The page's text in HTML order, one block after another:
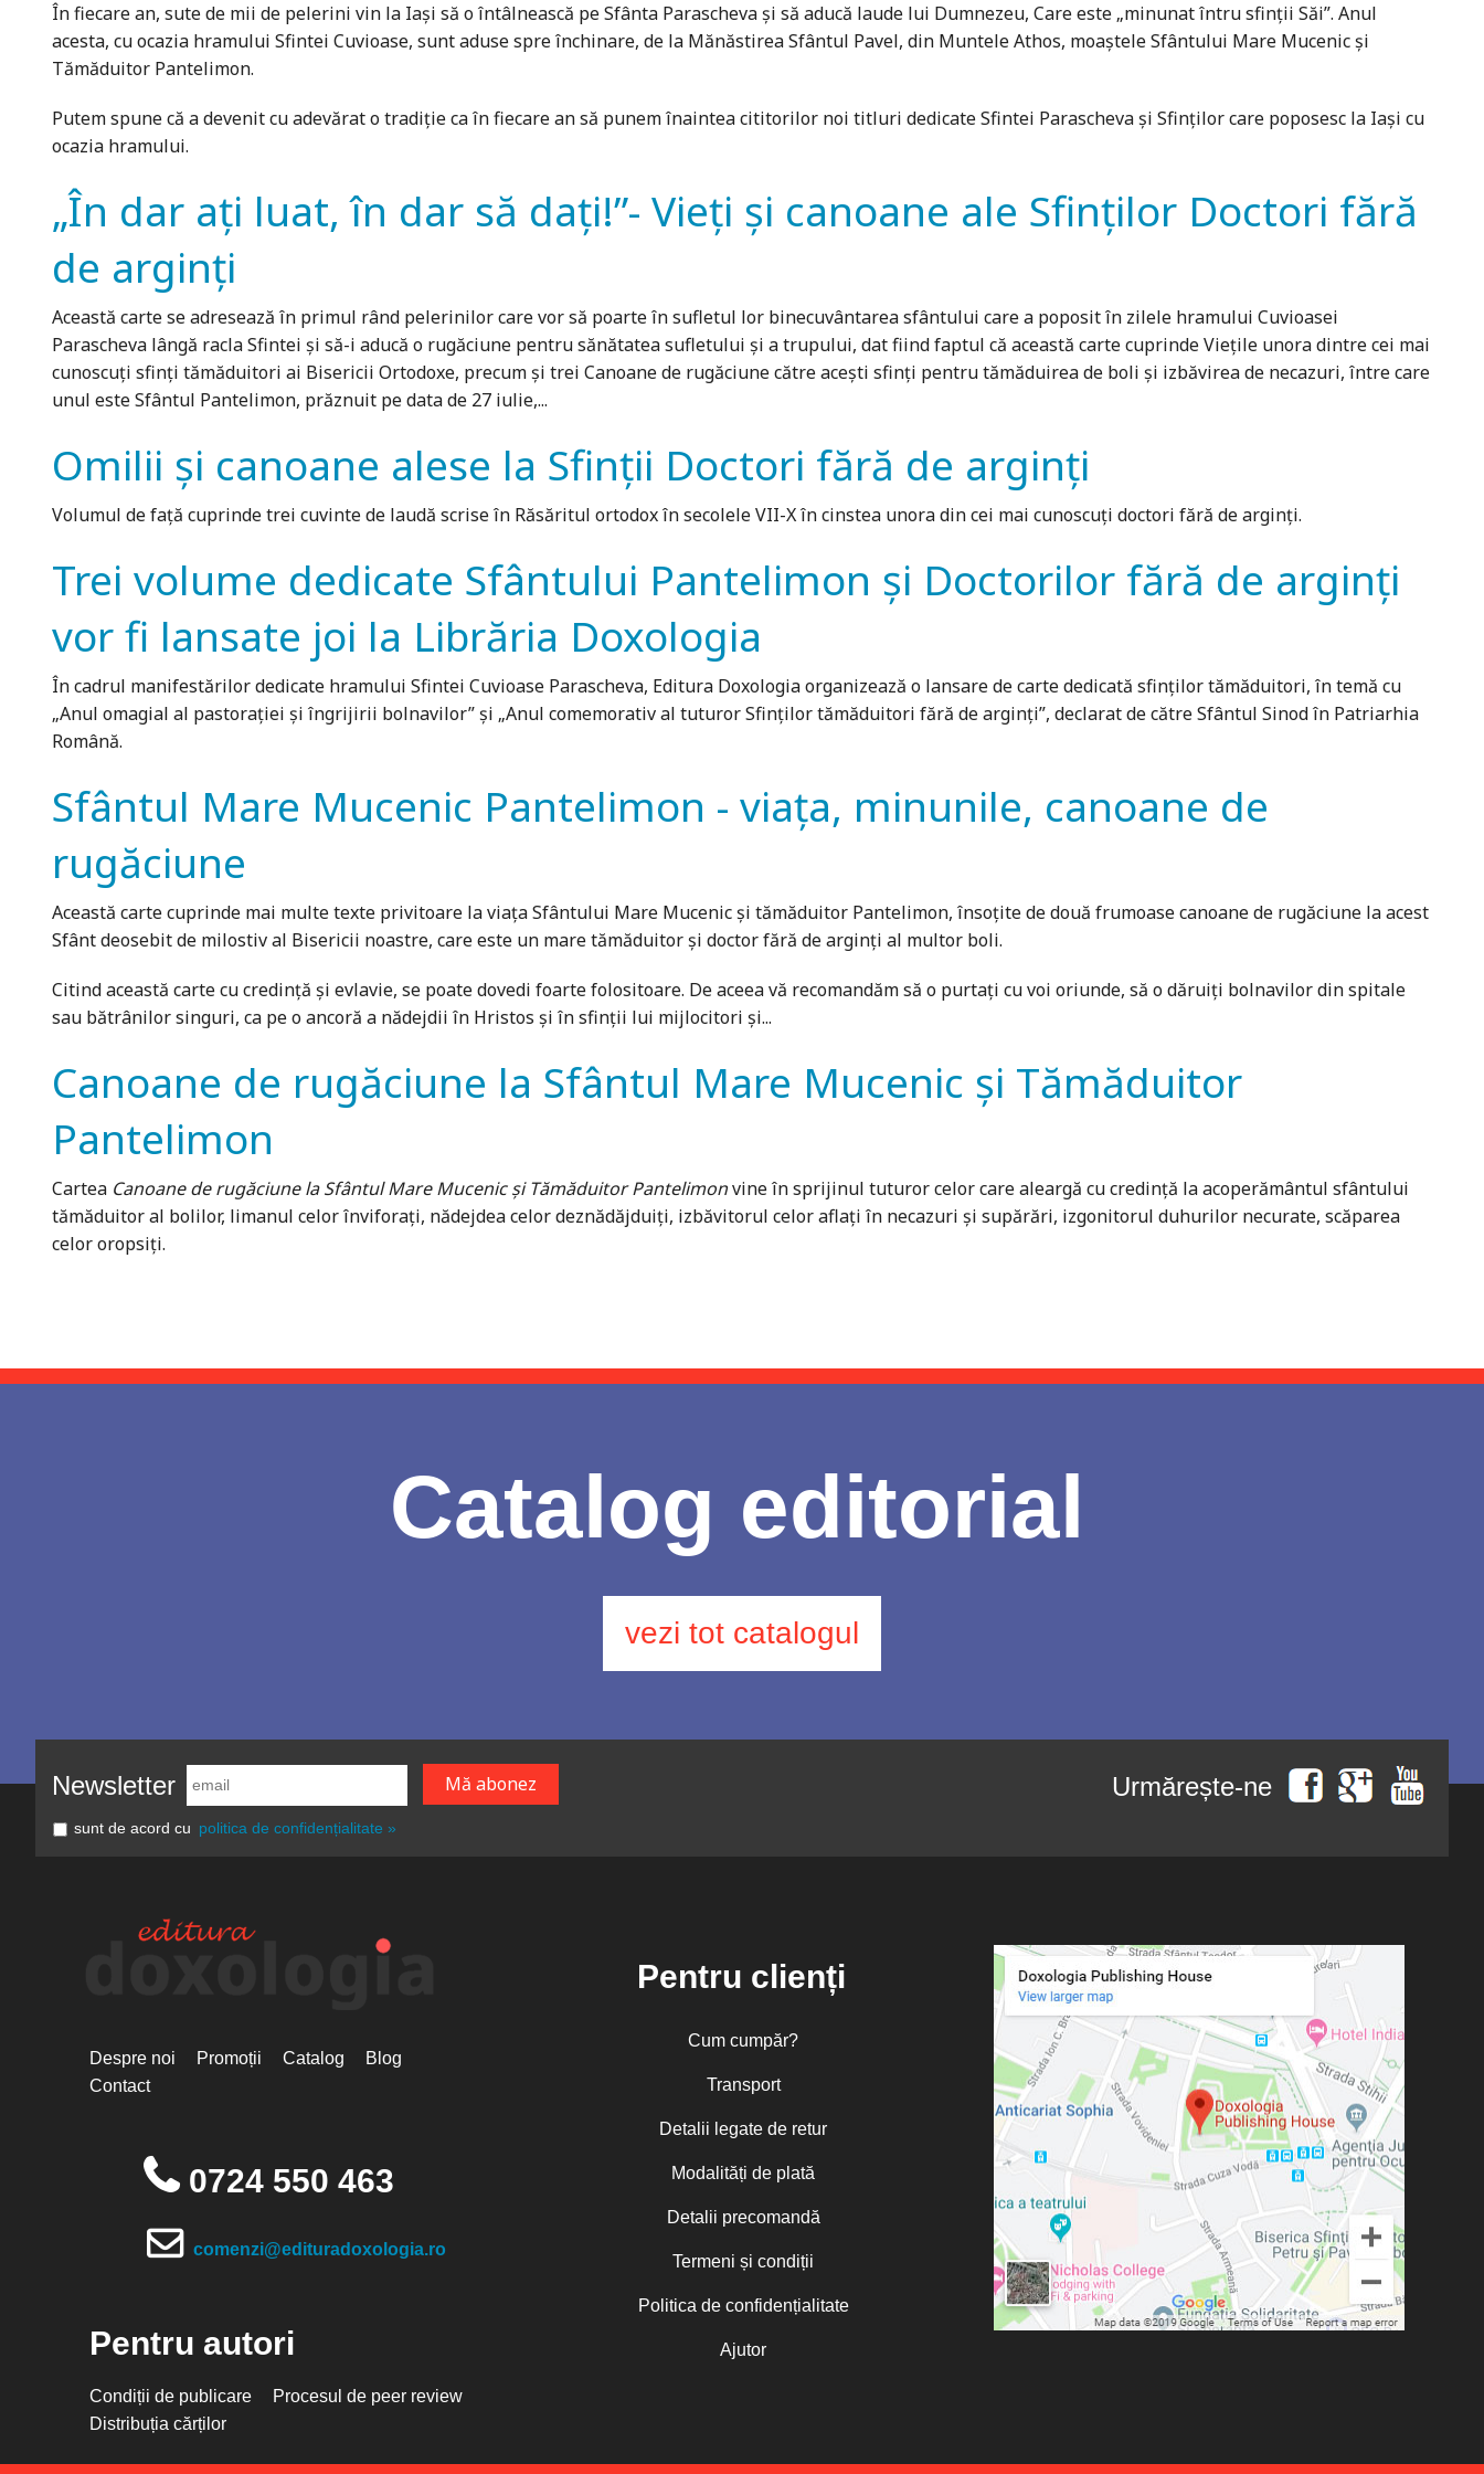
În fiecare an, sute de mii de pelerini vin la Iași să o întâlnească pe Sfânta Parascheva și să aducă laude lui Dumnezeu, Care este „minunat întru sfinții Săi”. Anul
acesta, cu ocazia hramului Sfintei Cuvioase, sunt aduse spre închinare, de la Mănăstirea Sfântul Pavel, din Muntele Athos, moaștele Sfântului Mare Mucenic și
Tămăduitor Pantelimon.
Putem spune că a devenit cu adevărat o tradiție ca în fiecare an să punem înaintea cititorilor noi titluri dedicate Sfintei Parascheva și Sfinților care poposesc la Iași cu
ocazia hramului.
„În dar ați luat, în dar să dați!”- Vieți și canoane ale Sfinților Doctori fără
de arginți
Această carte se adresează în primul rând pelerinilor care vor să poarte în sufletul lor binecuvântarea sfântului care a poposit în zilele hramului Cuvioasei
Parascheva lângă racla Sfintei și să-i aducă o rugăciune pentru sănătatea sufletului și a trupului, dat fiind faptul că această carte cuprinde Viețile unora dintre cei mai
cunoscuți sfinți tămăduitori ai Bisericii Ortodoxe, precum și trei Canoane de rugăciune către acești sfinți pentru tămăduirea de boli și izbăvirea de necazuri, între care
unul este Sfântul Pantelimon, prăznuit pe data de 27 iulie,...
Omilii și canoane alese la Sfinții Doctori fără de arginți
Volumul de față cuprinde trei cuvinte de laudă scrise în Răsăritul ortodox în secolele VII-X în cinstea unora din cei mai cunoscuți doctori fără de arginți.
Trei volume dedicate Sfântului Pantelimon și Doctorilor fără de arginți
vor fi lansate joi la Librăria Doxologia
În cadrul manifestărilor dedicate hramului Sfintei Cuvioase Parascheva, Editura Doxologia organizează o lansare de carte dedicată sfinților tămăduitori, în temă cu
„Anul omagial al pastorației și îngrijirii bolnavilor” și „Anul comemorativ al tuturor Sfinților tămăduitori fără de arginți”, declarat de către Sfântul Sinod în Patriarhia
Română.
Sfântul Mare Mucenic Pantelimon - viața, minunile, canoane de
rugăciune
Această carte cuprinde mai multe texte privitoare la viața Sfântului Mare Mucenic și tămăduitor Pantelimon, însoțite de două frumoase canoane de rugăciune la acest
Sfânt deosebit de milostiv al Bisericii noastre, care este un mare tămăduitor și doctor fără de arginți al multor boli.
Citind această carte cu credință și evlavie, se poate dovedi foarte folositoare. De aceea vă recomandăm să o purtați cu voi oriunde, să o dăruiți bolnavilor din spitale
sau bătrânilor singuri, ca pe o ancoră a nădejdii în Hristos și în sfinții lui mijlocitori și...
Canoane de rugăciune la Sfântul Mare Mucenic și Tămăduitor
Pantelimon
Cartea Canoane de rugăciune la Sfântul Mare Mucenic și Tămăduitor Pantelimonvine în sprijinul tuturor celor care aleargă cu credință la acoperământul sfântului
tămăduitor al bolilor, limanul celor înviforați, nădejdea celor deznădăjduiți, izbăvitorul celor aflați în necazuri și supărări, izgonitorul duhurilor necurate, scăparea
celor oropsiți.
Catalog editorial
vezi tot catalogul
Newsletter
sunt de acord cu politica de confidențialitate »
Urmărește-ne
Despre noi Promoții Catalog
Blog
Contact
0724 550 463
comenzi@edituradoxologia.ro
Pentru autori
Condiții de publicare
Procesul de peer review
Distribuția cărților
Pentru clienți
Cum cumpăr?
Transport
Detalii legate de retur
Modalități de plată
Detalii precomandă
Termeni și condiții
Politica de confidențialitate
Ajutor